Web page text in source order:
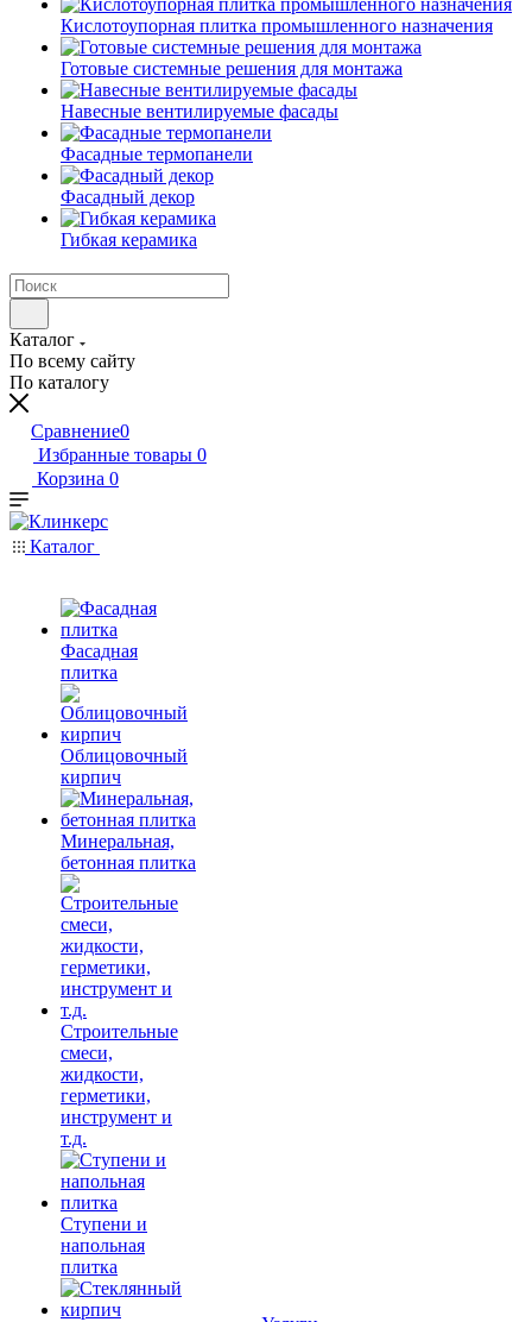
Кислотоупорная плитка промышленного назначения
Готовые системные решения для монтажа
Навесные вентилируемые фасады
Фасадные термопанели
Фасадный декор
Гибкая керамика
Каталог
По всему сайту
По каталогу
Сравнение0
Избранные товары 0
Корзина 0
Каталог
Фасадная
плитка
Облицовочный
кирпич
Минеральная,
бетонная плитка
Строительные
смеси,
жидкости,
герметики,
инструмент и
т.д.
Ступени и
напольная
плитка